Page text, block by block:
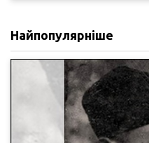
Найпопулярніше